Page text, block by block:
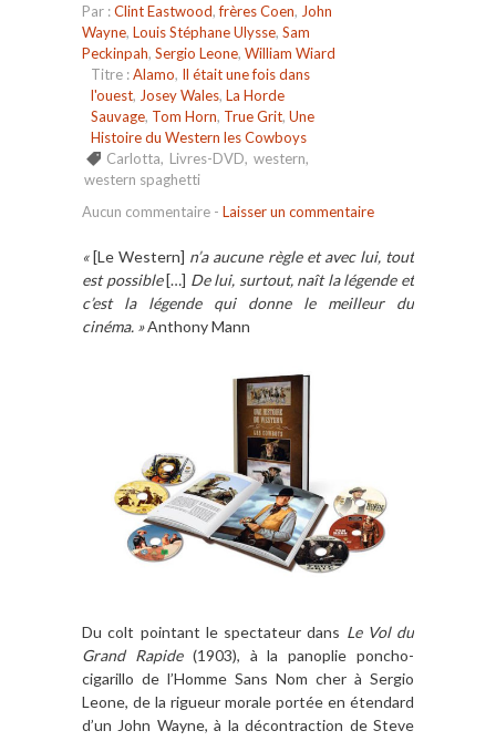
Par :Clint Eastwood,frères Coen, John
Wayne, Louis Stéphane Ulysse, Sam
Peckinpah, Sergio Leone, William Wiard
Titre :Alamo, Il était une fois dans
l'ouest, Josey Wales, La Horde
Sauvage, Tom Horn, True Grit, Une
Histoire du Western les Cowboys
Carlotta, Livres-DVD, western,
western spaghetti
Aucun commentaire - Laisser un commentaire
«[Le Western] n’a aucune règle et avec lui, tout
est possible[…] De lui, surtout, naît la légende et
c’est la légende qui donne le meilleur du
cinéma. »Anthony Mann
Du colt pointant le spectateur dans Le Vol du
Grand Rapide(1903), à la panoplie poncho-
cigarillo de l’Homme Sans Nom cher à Sergio
Leone, de la rigueur morale portée en étendard
d’un John Wayne, à la décontraction de Steve